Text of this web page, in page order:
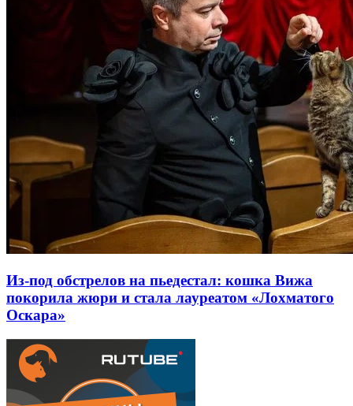
Из-под обстрелов на пьедестал: кошка Вижа
покорила жюри и стала лауреатом «Лохматого
Оскара»